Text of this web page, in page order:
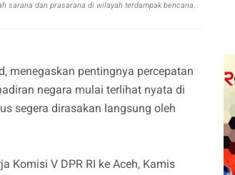
sarana dan prasarana di wilayah terdampak bencana.
menegaskan pentingnya percepatan
negara mulai terlihat nyata di
segera dirasakan langsung oleh
Komisi V DPR RI ke Aceh, Kamis